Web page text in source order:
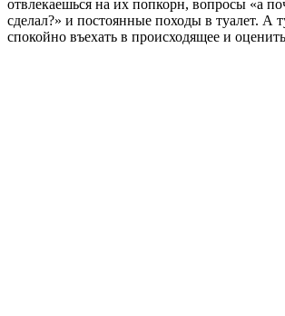
отвлекаешься на их попкорн, вопросы «а
сделал?» и постоянные походы в туалет. А
спокойно въехать в происходящее и